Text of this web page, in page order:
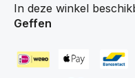
In deze winkel
Geffen